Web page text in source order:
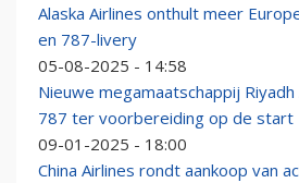
Alaska Airlines onthult meer
en 787-livery
05-08-2025 - 14:58
Nieuwe megamaatschappij
787 ter voorbereiding op de start
09-01-2025 - 18:00
China Airlines rondt aankoop van